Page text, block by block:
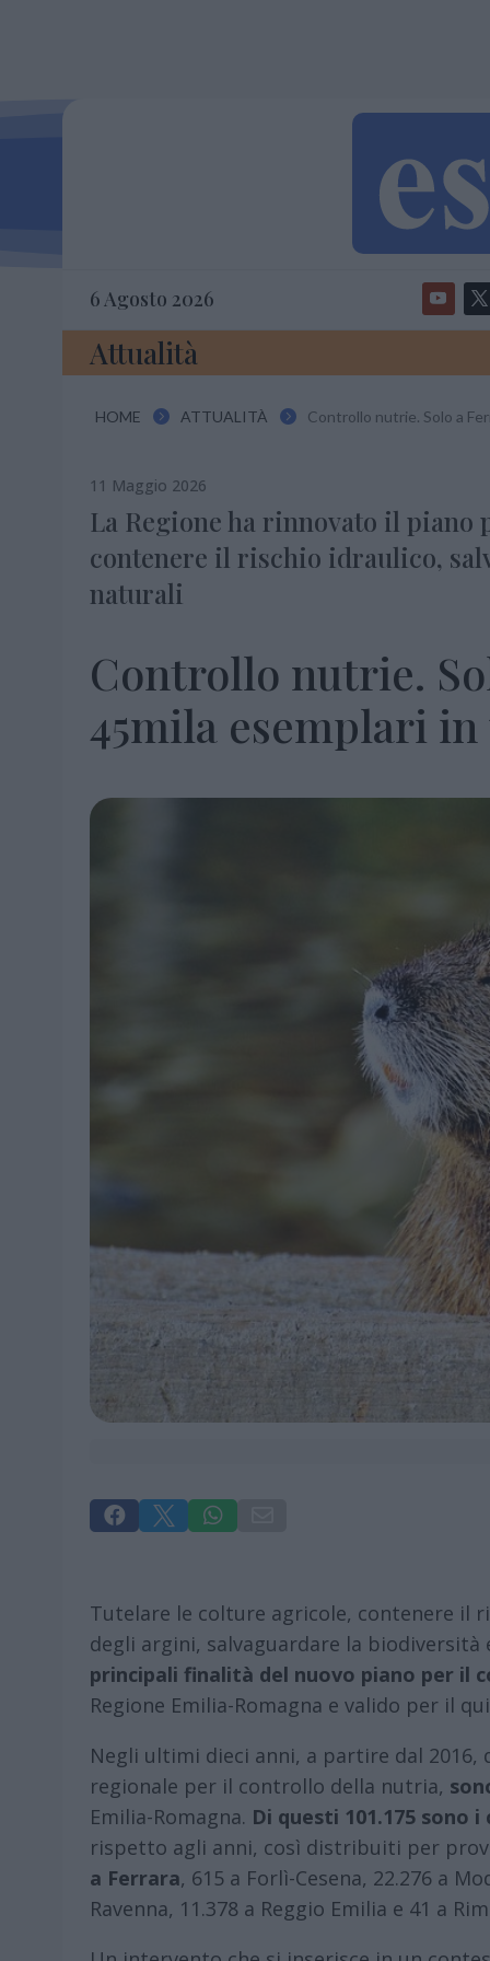
6 Agosto 2026
Attualità
HOME  ATTUALITÀ  Controllo nutrie. Solo a
11 Maggio 2026
La Regione ha rinnovato il
contenere il rischio idraulico,
naturali
Controllo nutrie.
45mila esemplari in
  
Tutelare le colture agricole, contenere il
degli argini, salvaguardare la
principali finalità del nuovo piano per il
Regione Emilia-Romagna e valido per il
Negli ultimi dieci anni, a partire dal
regionale per il controllo della nutria,
Emilia-Romagna. Di questi 101.175 sono
rispetto agli anni, così distribuiti per
a Ferrara, 615 a Forlì-Cesena, 22.276 a
Ravenna, 11.378 a Reggio Emilia e 41 a